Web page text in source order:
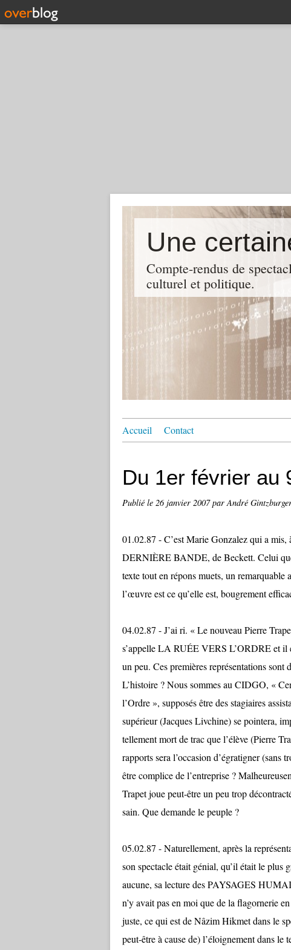
Compte-rendus de
culturel et politique.
Accueil Contact
Du 1er février au
Publié le 26 janvier 2007par André
01.02.87 - C’est Marie Gonzalez qui a
DERNIÈRE BANDE, de Beckett. Celui
texte tout en répons muets, un
l’œuvre est ce qu’elle est, bougrement
04.02.87 - J’ai ri. « Le nouveau Pierre
s’appelle LA RUÉE VERS L’ORDRE et il
un peu. Ces premières représentations sont
L’histoire ? Nous sommes au CIDGO, «
l’Ordre », supposés être des stagiaires
supérieur (Jacques Livchine) se pointera,
tellement mort de trac que l’élève (Pierre
rapports sera l’occasion d’égratigner (sans
être complice de l’entreprise ?
Trapet joue peut-être un peu trop
sain. Que demande le peuple ?
05.02.87 - Naturellement, après la
son spectacle était génial, qu’il était le plus
aucune, sa lecture des PAYSAGES
n’y avait pas en moi que de la flagornerie
juste, ce qui est de Nâzim Hikmet dans le
peut-être à cause de) l’éloignement dans